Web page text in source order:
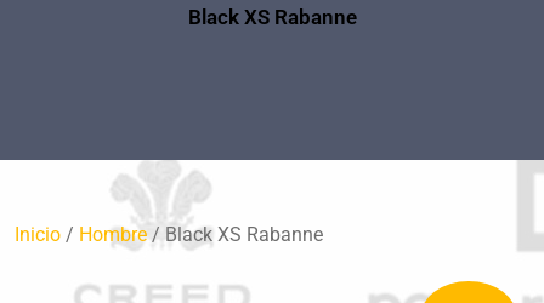
Black XS Rabanne
Inicio / Hombre / Black XS Rabanne